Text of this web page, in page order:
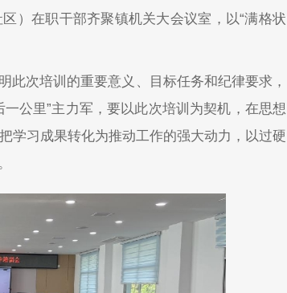
）在职干部齐聚镇机关大会议室，以“满格状
此次培训的重要意义、目标任务和纪律要求，
公里”主力军，要以此次培训为契机，在思想
学习成果转化为推动工作的强大动力，以过硬